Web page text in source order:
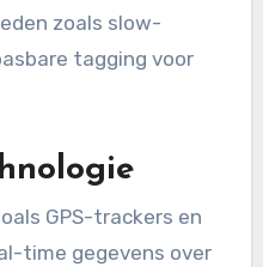
zoals slow-
tagging voor
GPS-trackers en
time gegevens over